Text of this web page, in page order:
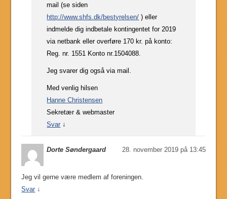
mail (se siden
http://www.shfs.dk/bestyrelsen/ ) eller
indmelde dig indbetale kontingentet for 2019
via netbank eller overføre 170 kr. på konto:
Reg. nr. 1551 Konto nr.1504088.
Jeg svarer dig også via mail.
Med venlig hilsen
Hanne Christensen
Sekretær & webmaster
Svar ↓
Dorte Søndergaard 28. november 2019 på 13:45
Jeg vil gerne være medlem af foreningen.
Svar ↓